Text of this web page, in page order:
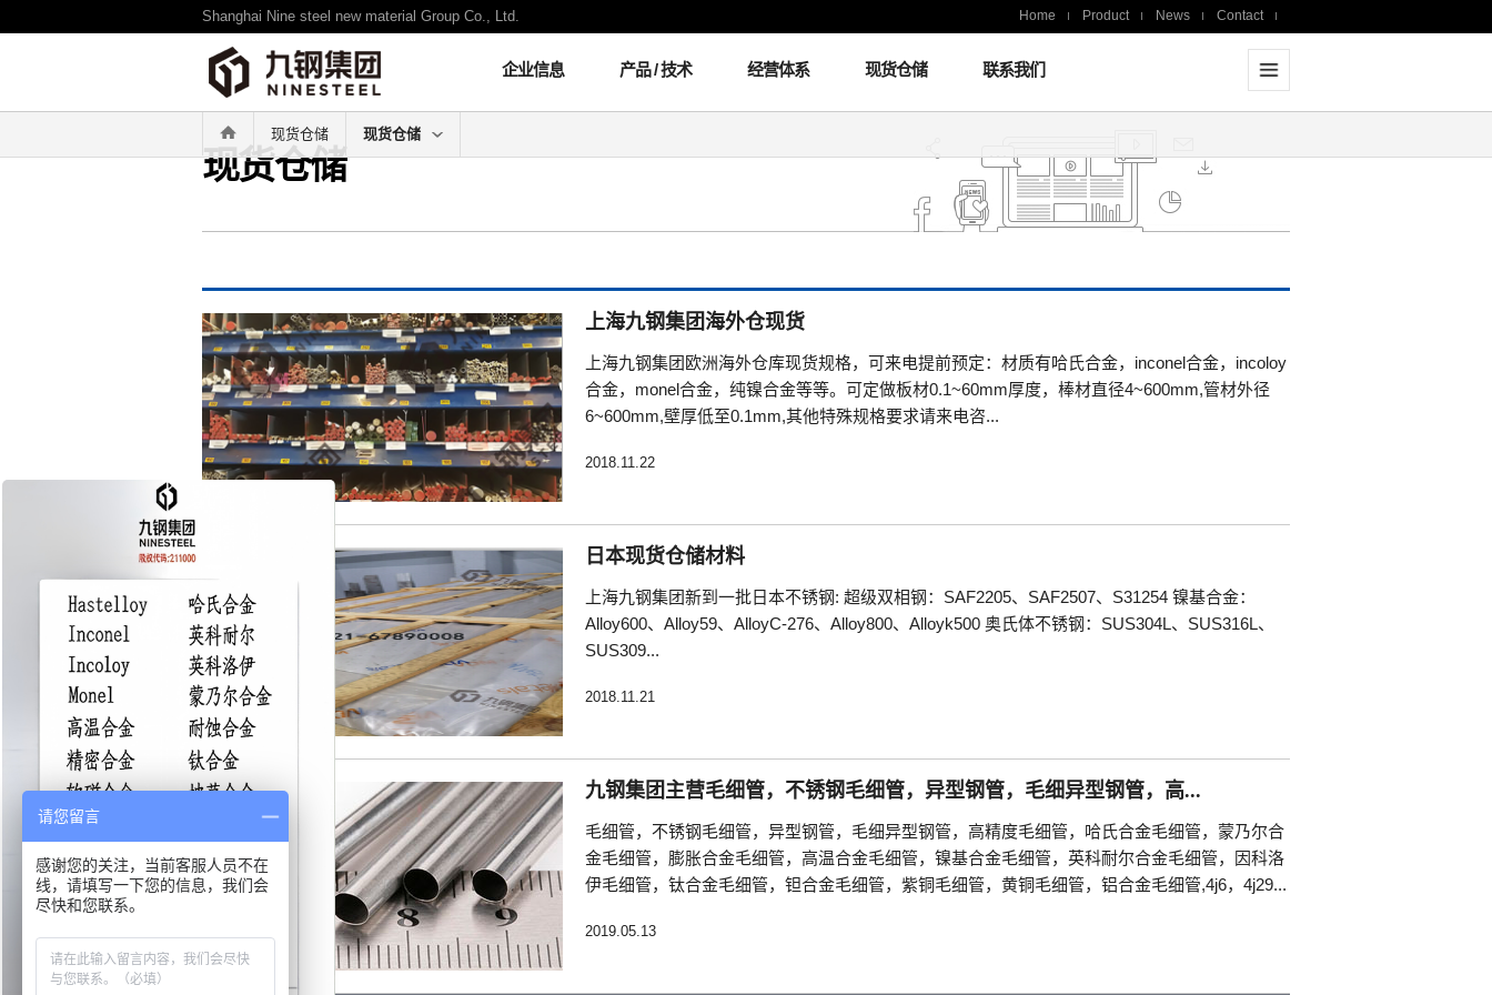
Shanghai Nine steel new material Group Co., Ltd. Home Product News Contact
企业信息 产品 / 技术 经营体系 现货仓储 联系我们
现货仓储 现货仓储
现货仓储
上海九钢集团海外仓现货
上海九钢集团欧洲海外仓库现货规格，可来电提前预定：材质有哈氏合金，inconel合金，incoloy
合金，monel合金，纯镍合金等等。可定做板材0.1~60mm厚度，棒材直径4~600mm,管材外径
6~600mm,壁厚低至0.1mm,其他特殊规格要求请来电咨...
2018.11.22
日本现货仓储材料
上海九钢集团新到一批日本不锈钢: 超级双相钢：SAF2205、SAF2507、S31254 镍基合金：
Alloy600、Alloy59、AlloyC-276、Alloy800、Alloyk500 奥氏体不锈钢：SUS304L、SUS316L、
SUS309...
2018.11.21
九钢集团主营毛细管，不锈钢毛细管，异型钢管，毛细异型钢管，高...
毛细管，不锈钢毛细管，异型钢管，毛细异型钢管，高精度毛细管，哈氏合金毛细管，蒙乃尔合
金毛细管，膨胀合金毛细管，高温合金毛细管，镍基合金毛细管，英科耐尔合金毛细管，因科洛
伊毛细管，钛合金毛细管，钽合金毛细管，紫铜毛细管，黄铜毛细管，铝合金毛细管,4j6，4j29...
2019.05.13
请您留言
感谢您的关注，当前客服人员不在
线，请填写一下您的信息，我们会
尽快和您联系。